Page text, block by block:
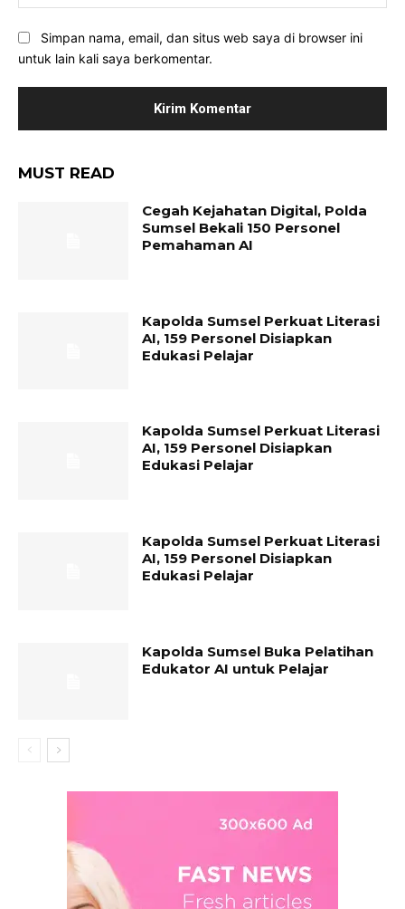
Simpan nama, email, dan situs web saya di browser ini
untuk lain kali saya berkomentar.
MUST READ
Cegah Kejahatan Digital, Polda
Sumsel Bekali 150 Personel
Pemahaman AI
Kapolda Sumsel Perkuat Literasi
AI, 159 Personel Disiapkan
Edukasi Pelajar
Kapolda Sumsel Perkuat Literasi
AI, 159 Personel Disiapkan
Edukasi Pelajar
Kapolda Sumsel Perkuat Literasi
AI, 159 Personel Disiapkan
Edukasi Pelajar
Kapolda Sumsel Buka Pelatihan
Edukator AI untuk Pelajar